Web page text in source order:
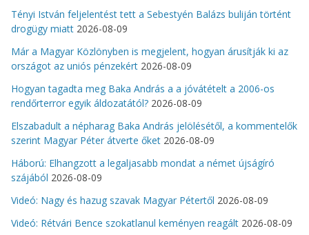
Tényi István feljelentést tett a Sebestyén Balázs buliján történt
drogügy miatt 2026-08-09
Már a Magyar Közlönyben is megjelent, hogyan árusítják ki az
országot az uniós pénzekért 2026-08-09
Hogyan tagadta meg Baka András a a jóvátételt a 2006-os
rendőrterror egyik áldozatától? 2026-08-09
Elszabadult a népharag Baka András jelölésétől, a kommentelők
szerint Magyar Péter átverte őket 2026-08-09
Háború: Elhangzott a legaljasabb mondat a német újságíró
szájából 2026-08-09
Videó: Nagy és hazug szavak Magyar Pétertől 2026-08-09
Videó: Rétvári Bence szokatlanul keményen reagált 2026-08-09